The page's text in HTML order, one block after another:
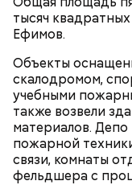
тысяч
Ефимов.
Объекты
скалодромом,
учебными
также возвели
материалов.
пожарной
связи, комнаты
фельдшера с
Большой
Парк Горького
парком страны,
мест москвичей.
более 219
неспешную
или провести
покататься на
набережной